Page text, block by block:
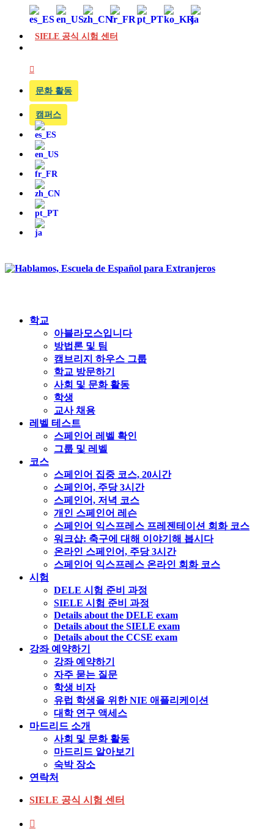
SIELE 공식 시험 센터
문화 활동
캠퍼스
학교
아블라모스입니다
방법론 및 팀
캠브리지 하우스 그룹
학교 방문하기
사회 및 문화 활동
학생
교사 채용
레벨 테스트
스페인어 레벨 확인
그룹 및 레벨
코스
스페인어 집중 코스, 20시간
스페인어, 주당 3시간
스페인어, 저녁 코스
개인 스페인어 레슨
스페인어 익스프레스 프레젠테이션 회화 코스
워크샵: 축구에 대해 이야기해 봅시다
온라인 스페인어, 주당 3시간
스페인어 익스프레스 온라인 회화 코스
시험
DELE 시험 준비 과정
SIELE 시험 준비 과정
Details about the DELE exam
Details about the SIELE exam
Details about the CCSE exam
강좌 예약하기
강좌 예약하기
자주 묻는 질문
학생 비자
유럽 학생을 위한 NIE 애플리케이션
대학 연구 액세스
마드리드 소개
사회 및 문화 활동
마드리드 알아보기
숙박 장소
연락처
SIELE 공식 시험 센터